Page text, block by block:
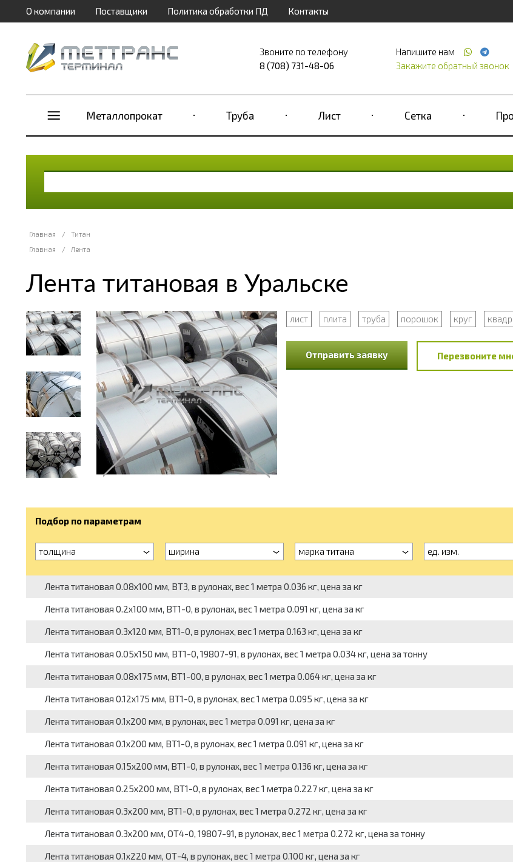
О компании Поставщики Политика обработки ПД Контакты
Звоните по телефону
8 (708) 731-48-06
Напишите нам
Закажите обратный звонок
Металлопрокат Труба Лист Сетка
Главная /
Титан
Главная
/ Лента
Лента титановая в Уральске
лист плита труба порошок круг
Отправить заявку Перезвоните
Подбор по параметрам
толщина ширина марка титана ед. изм.
Лента титановая 0.08x100 мм, ВТ3, в рулонах, вес 1 метра 0.036 кг, цена за кг
Лента титановая 0.2x100 мм, ВТ1-0, в рулонах, вес 1 метра 0.091 кг, цена за кг
Лента титановая 0.3x120 мм, ВТ1-0, в рулонах, вес 1 метра 0.163 кг, цена за кг
Лента титановая 0.05x150 мм, ВТ1-0, 19807-91, в рулонах, вес 1 метра 0.034 кг, цена за тонну
Лента титановая 0.08x175 мм, ВТ1-00, в рулонах, вес 1 метра 0.064 кг, цена за кг
Лента титановая 0.12x175 мм, ВТ1-0, в рулонах, вес 1 метра 0.095 кг, цена за кг
Лента титановая 0.1x200 мм, в рулонах, вес 1 метра 0.091 кг, цена за кг
Лента титановая 0.1x200 мм, ВТ1-0, в рулонах, вес 1 метра 0.091 кг, цена за кг
Лента титановая 0.15x200 мм, ВТ1-0, в рулонах, вес 1 метра 0.136 кг, цена за кг
Лента титановая 0.25x200 мм, ВТ1-0, в рулонах, вес 1 метра 0.227 кг, цена за кг
Лента титановая 0.3x200 мм, ВТ1-0, в рулонах, вес 1 метра 0.272 кг, цена за кг
Лента титановая 0.3x200 мм, ОТ4-0, 19807-91, в рулонах, вес 1 метра 0.272 кг, цена за тонну
Лента титановая 0.1x220 мм, ОТ-4, в рулонах, вес 1 метра 0.100 кг, цена за кг